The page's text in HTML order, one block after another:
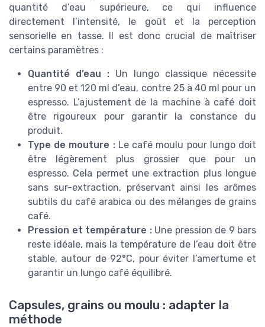
quantité d’eau supérieure, ce qui influence
directement l’intensité, le goût et la perception
sensorielle en tasse. Il est donc crucial de maîtriser
certains paramètres :
Quantité d’eau : Un lungo classique nécessite
entre 90 et 120 ml d’eau, contre 25 à 40 ml pour un
espresso. L’ajustement de la machine à café doit
être rigoureux pour garantir la constance du
produit.
Type de mouture :Le café moulu pour lungo doit
être légèrement plus grossier que pour un
espresso. Cela permet une extraction plus longue
sans sur-extraction, préservant ainsi les arômes
subtils du café arabica ou des mélanges de grains
café.
Pression et température :Une pression de 9 bars
reste idéale, mais la température de l’eau doit être
stable, autour de 92°C, pour éviter l’amertume et
garantir un lungo café équilibré.
Capsules, grains ou moulu : adapter la
méthode